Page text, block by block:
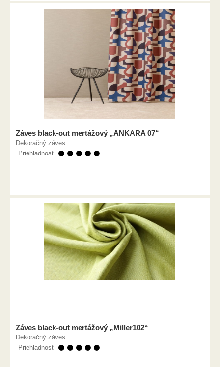
Záves black-out mertážový „ANKARA 07“
Dekoračný záves
Priehladnosť: ⚫ ⚫ ⚫ ⚫ ⚫
Záves black-out mertážový „Miller102“
Dekoračný záves
Priehladnosť: ⚫ ⚫ ⚫ ⚫ ⚫